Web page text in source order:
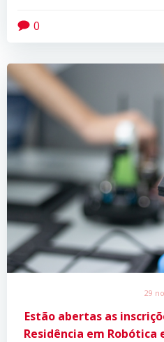
0
29
Estão abertas as
Residência em